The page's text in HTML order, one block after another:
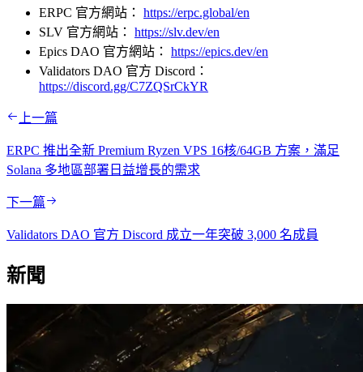
ERPC 官方網站： https://erpc.global/en
SLV 官方網站： https://slv.dev/en
Epics DAO 官方網站： https://epics.dev/en
Validators DAO 官方 Discord：
https://discord.gg/C7ZQSrCkYR
上一篇
ERPC 推出全新 Premium Ryzen VPS 16核/64GB 方案，滿足
Solana 多地區部署日益增長的需求
下一篇
Validators DAO 官方 Discord 成立一年突破 3,000 名成員
新聞